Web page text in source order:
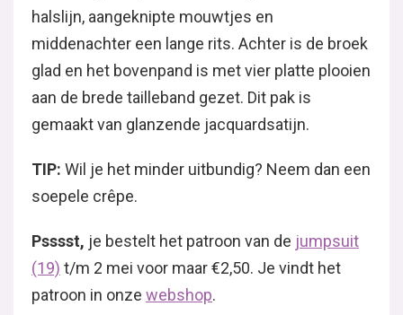
halslijn, aangeknipte mouwtjes en
middenachter een lange rits. Achter is de broek
glad en het bovenpand is met vier platte plooien
aan de brede tailleband gezet. Dit pak is
gemaakt van glanzende jacquardsatijn.
TIP: Wil je het minder uitbundig? Neem dan een
soepele crêpe.
Psssst, je bestelt het patroon van de jumpsuit
(19) t/m 2 mei voor maar €2,50. Je vindt het
patroon in onze webshop.